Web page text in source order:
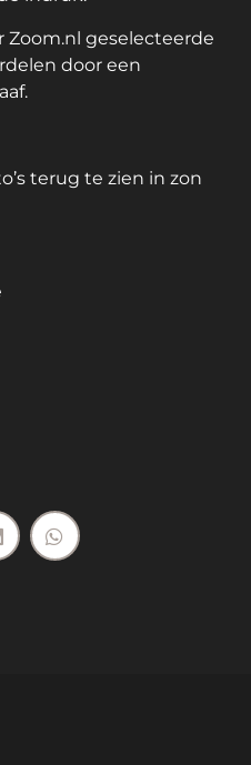
Zoom.nl geselecteerde
door een
terug te zien in zon